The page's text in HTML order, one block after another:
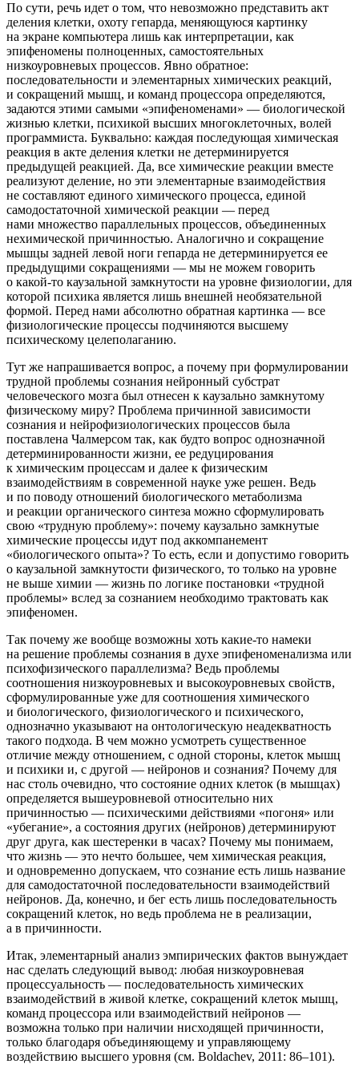
По сути, речь идет о том, что невозможно представить акт
деления клетки, охоту гепарда, меняющуюся картинку
на экране компьютера лишь как интерпретации, как
эпифеномены полноценных, самостоятельных
низкоуровневых процессов. Явно обратное:
последовательности и элементарных химических реакций,
и сокращений мышц, и команд процессора определяются,
задаются этими самыми «эпифеноменами» — биологической
жизнью клетки, психикой высших многоклеточных, волей
программиста. Буквально: каждая последующая химическая
реакция в акте деления клетки не детерминируется
предыдущей реакцией. Да, все химические реакции вместе
реализуют деление, но эти элементарные взаимодействия
не составляют единого химического процесса, единой
самодостаточной химической реакции — перед
нами множество параллельных процессов, объединенных
нехимической причинностью. Аналогично и сокращение
мышцы задней левой ноги гепарда не детерминируется ее
предыдущими сокращениями — мы не можем говорить
о какой-то каузальной замкнутости на уровне физиологии, для
которой психика является лишь внешней необязательной
формой. Перед нами абсолютно обратная картинка — все
физиологические процессы подчиняются высшему
психическому целеполаганию.
Тут же напрашивается вопрос, а почему при формулировании
трудной проблемы сознания нейронный субстрат
человеческого мозга был отнесен к каузально замкнутому
физическому миру? Проблема причинной зависимости
сознания и нейрофизиологических процессов была
поставлена Чалмерсом так, как будто вопрос однозначной
детерминированности жизни, ее редуцирования
к химическим процессам и далее к физическим
взаимодействиям в современной науке уже решен. Ведь
и по поводу отношений биологического метаболизма
и реакции органического синтеза можно сформулировать
свою «трудную проблему»: почему каузально замкнутые
химические процессы идут под аккомпанемент
«биологического опыта»? То есть, если и допустимо говорить
о каузальной замкнутости физического, то только на уровне
не выше химии — жизнь по логике постановки «трудной
проблемы» вслед за сознанием необходимо трактовать как
эпифеномен.
Так почему же вообще возможны хоть какие-то намеки
на решение проблемы сознания в духе эпифеноменализма или
психофизического параллелизма? Ведь проблемы
соотношения низкоуровневых и высокоуровневых свойств,
сформулированные уже для соотношения химического
и биологического, физиологического и психического,
однозначно указывают на онтологическую неадекватность
такого подхода. В чем можно усмотреть существенное
отличие между отношением, с одной стороны, клеток мышц
и психики и, с другой — нейронов и сознания? Почему для
нас столь очевидно, что состояние одних клеток (в мышцах)
определяется вышеуровневой относительно них
причинностью — психическими действиями «погоня» или
«убегание», а состояния других (нейронов) детерминируют
друг друга, как шестеренки в часах? Почему мы понимаем,
что жизнь — это нечто большее, чем химическая реакция,
и одновременно допускаем, что сознание есть лишь название
для самодостаточной последовательности взаимодействий
нейронов. Да, конечно, и бег есть лишь последовательность
сокращений клеток, но ведь проблема не в реализации,
а в причинности.
Итак, элементарный анализ эмпирических фактов вынуждает
нас сделать следующий вывод: любая низкоуровневая
процессуальность — последовательность химических
взаимодействий в живой клетке, сокращений клеток мышц,
команд процессора или взаимодействий нейронов —
возможна только при наличии нисходящей причинности,
только благодаря объединяющему и управляющему
воздействию высшего уровня (см. Boldachev, 2011: 86–101).